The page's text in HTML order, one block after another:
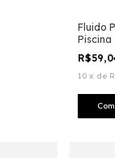
Fluido
Piscina
10 x de